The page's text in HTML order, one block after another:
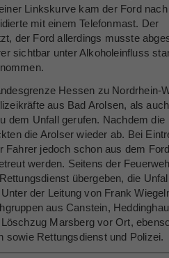
Linkskurve kam der Ford
mit einem Telefonmast. Der
der Ford allerdings musste
sichtbar unter Alkoholeinfluss
Hessen zu Nordrhein-
aus Bad Arolsen, als
dem Unfall gerufen. Nachdem die
die Arolser wieder ab. Bei
Fahrer jedoch schon aus dem
werden. Seitens der
übergeben, die
der Leitung von Frank
aus Canstein,
Marsberg vor Ort,
sowie Rettungsdienst und Polizei.